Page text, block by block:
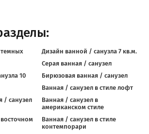
темных
Дизайн ванной / санузла 7 кв.м.
Серая ванная / санузел
10
Бирюзовая ванная / санузел
Ванная / санузел в стиле лофт
/ санузел
Ванная / санузел в
американском стиле
Ванная / санузел в стиле
контемпорари